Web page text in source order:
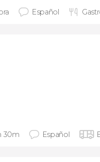
Español
30m Español